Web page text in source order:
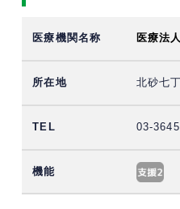
医療法
北砂七
03-